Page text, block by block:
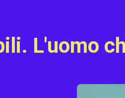
L'uomo